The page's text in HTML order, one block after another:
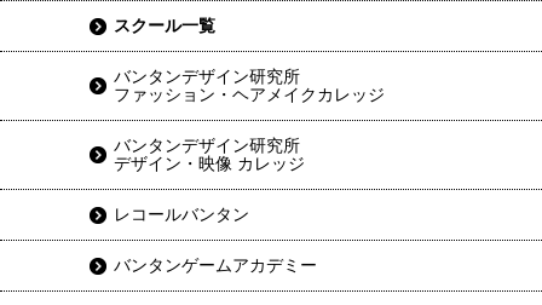
スクール一覧
バンタンデザイン研究所
ファッション・ヘアメイクカレッジ
バンタンデザイン研究所
デザイン・映像 カレッジ
レコールバンタン
バンタンゲームアカデミー